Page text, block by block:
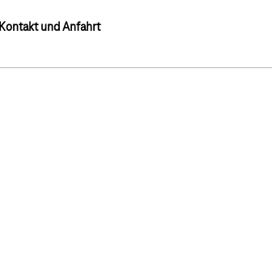
Kontakt und Anfahrt